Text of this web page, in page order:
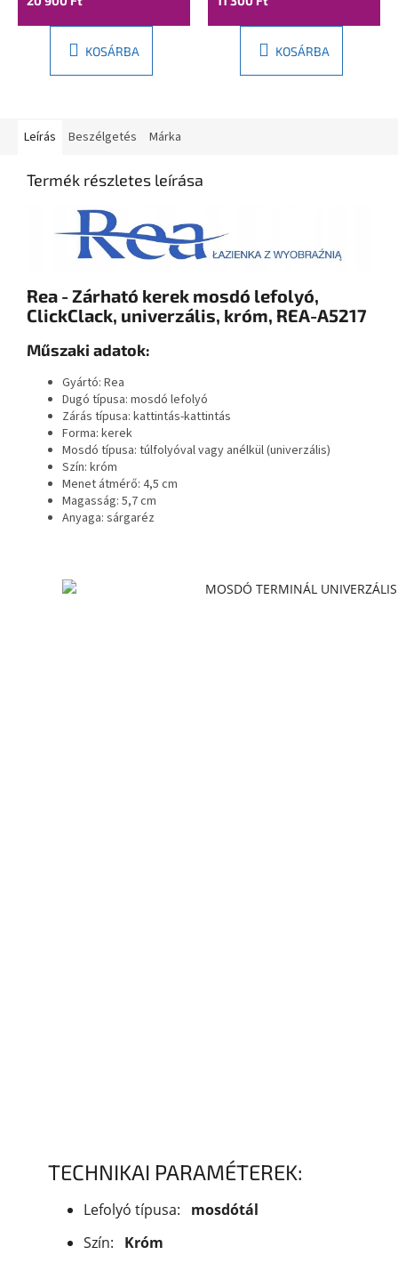
KOSÁRBA KOSÁRBA
Leírás Beszélgetés Márka
Termék részletes leírása
Rea - Zárható kerek mosdó lefolyó,
ClickClack, univerzális, króm, REA-A5217
Műszaki adatok:
Gyártó: Rea
Dugó típusa: mosdó lefolyó
Zárás típusa: kattintás-kattintás
Forma: kerek
Mosdó típusa: túlfolyóval vagy anélkül (univerzális)
Szín: króm
Menet átmérő: 4,5 cm
Magasság: 5,7 cm
Anyaga: sárgaréz
TECHNIKAI PARAMÉTEREK:
Lefolyó típusa:
mosdótál
Szín:
Króm